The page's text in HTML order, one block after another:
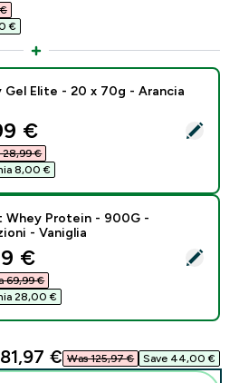
€‎
prodotto - Energy Gel Elite - 20 x
Gel Elite - 20 x 70g - Arancia
price
€‎
28,99 €‎
8,00 €‎
prodotto - Impact Whey Protein -
Whey Protein - 900G -
- Vaniglia
price
€‎
69,99 €‎
28,00 €‎
81,97 €‎ Was 125,97 €‎ Save 44,00 €‎